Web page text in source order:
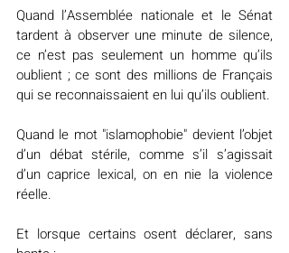
Quand l’Assemblée nationale et le Sénat
tardent à observer une minute de silence,
ce n’est pas seulement un homme qu’ils
oublient ; ce sont des millions de Français
qui se reconnaissaient en lui qu’ils oublient.
Quand le mot "islamophobie" devient l’objet
d’un débat stérile, comme s’il s’agissait
d’un caprice lexical, on en nie la violence
réelle.
Et lorsque certains osent déclarer, sans